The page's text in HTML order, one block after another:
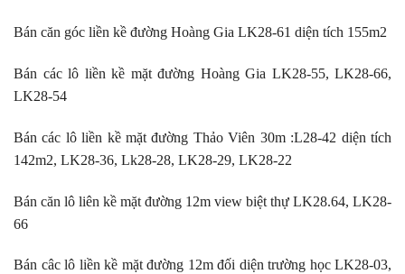
Bán căn góc liền kề đường Hoàng Gia LK28-61 diện tích 155m2
Bán các lô liền kề mặt đường Hoàng Gia LK28-55, LK28-66,
LK28-54
Bán các lô liền kề mặt đường Thảo Viên 30m :L28-42 diện tích
142m2, LK28-36, Lk28-28, LK28-29, LK28-22
Bán căn lô liên kề mặt đường 12m view biệt thự LK28.64, LK28-
66
Bán câc lô liền kề mặt đường 12m đối diện trường học LK28-03,